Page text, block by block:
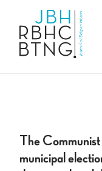
The
municipal